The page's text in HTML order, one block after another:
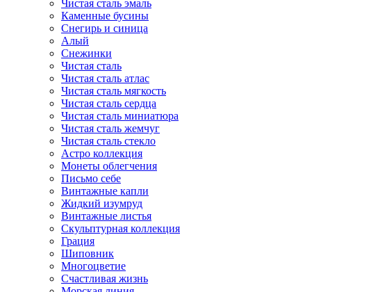
Чистая сталь эмаль
Каменные бусины
Снегирь и синица
Алый
Снежинки
Чистая сталь
Чистая сталь атлас
Чистая сталь мягкость
Чистая сталь сердца
Чистая сталь миниатюра
Чистая сталь жемчуг
Чистая сталь стекло
Астро коллекция
Монеты облегчения
Письмо себе
Винтажные капли
Жидкий изумруд
Винтажные листья
Скульптурная коллекция
Грация
Шиповник
Многоцветие
Счастливая жизнь